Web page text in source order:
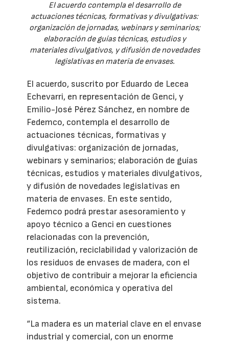
El acuerdo contempla el desarrollo de
actuaciones técnicas, formativas y divulgativas:
organización de jornadas, webinars y seminarios;
elaboración de guías técnicas, estudios y
materiales divulgativos, y difusión de novedades
legislativas en materia de envases.
El acuerdo, suscrito por Eduardo de Lecea
Echevarri, en representación de Genci, y
Emilio-José Pérez Sánchez, en nombre de
Fedemco, contempla el desarrollo de
actuaciones técnicas, formativas y
divulgativas: organización de jornadas,
webinars y seminarios; elaboración de guías
técnicas, estudios y materiales divulgativos,
y difusión de novedades legislativas en
materia de envases. En este sentido,
Fedemco podrá prestar asesoramiento y
apoyo técnico a Genci en cuestiones
relacionadas con la prevención,
reutilización, reciclabilidad y valorización de
los residuos de envases de madera, con el
objetivo de contribuir a mejorar la eficiencia
ambiental, económica y operativa del
sistema.
“La madera es un material clave en el envase
industrial y comercial, con un enorme